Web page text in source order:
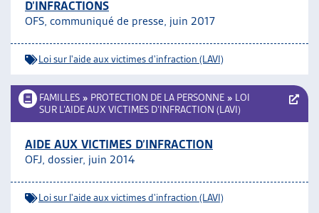
ARTIAS
PROJETS ET ACTIVITÉS
D’INFRACTIONS
OFS, communiqué de presse, juin 2017
Loi sur l'aide aux victimes d'infraction (LAVI)
FAMILLES » PROTECTION DE LA PERSONNE » LOI
SUR L’AIDE AUX VICTIMES D’INFRACTION (LAVI)
AIDE AUX VICTIMES D’INFRACTION
OFJ, dossier, juin 2014
Loi sur l'aide aux victimes d'infraction (LAVI)